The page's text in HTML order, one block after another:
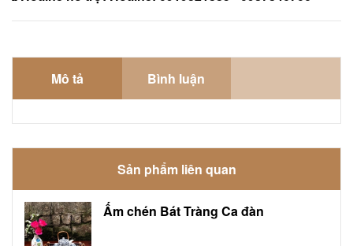
Mô tả Bình luận
Sản phẩm liên quan
Ấm chén Bát Tràng Ca đàn